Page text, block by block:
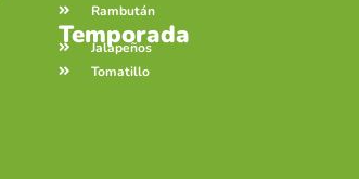
Rambután
Temporada
Jalapeños
Tomatillo